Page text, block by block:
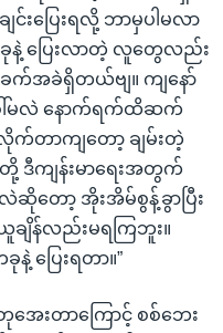
းပြေးရလို့ ဘာမှပါမလာ
ပြေးလာတဲ့ လူတွေလည်း
က်အခဲရှိတယ်ဗျ။ ကျနော်
ါ်မလဲ နောက်ရက်ထိဆက်
က်တာကျတော့ ချမ်းတဲ့
တို့ ဒီကျန်းမာရေးအတွက်
ော့ အိုးအိမ်စွန့်ခွာပြီး
ချိန်လည်းမရကြဘူး။
ြေးရတာ။”
အေးတာကြောင့် စစ်ဘေး